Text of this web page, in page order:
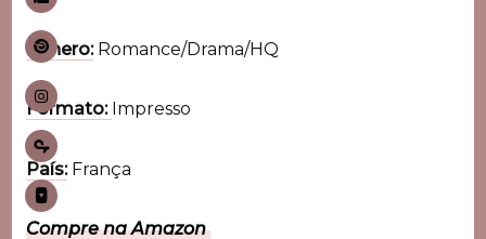
Gênero:Romance/Drama/HQ
Formato: Impresso
País:França
Compre na Amazon